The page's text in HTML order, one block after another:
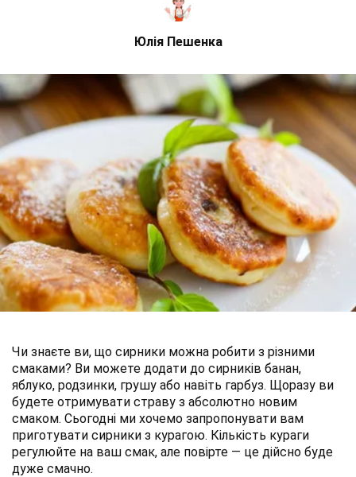
Юлія Пешенка
Чи знаєте ви, що сирники можна робити з різними
смаками? Ви можете додати до сирників банан,
яблуко, родзинки, грушу або навіть гарбуз. Щоразу ви
будете отримувати страву з абсолютно новим
смаком. Сьогодні ми хочемо запропонувати вам
приготувати сирники з курагою. Кількість кураги
регулюйте на ваш смак, але повірте — це дійсно буде
дуже смачно.